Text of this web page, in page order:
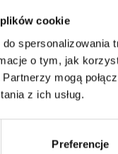
cookie
spersonalizowania
o tym, jak
mogą
z ich usług.
Preferencje